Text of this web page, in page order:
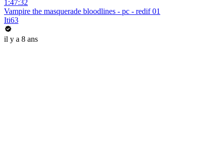
1:47:32
Vampire the masquerade bloodlines - pc - redif 01
Iti63
il y a 8 ans